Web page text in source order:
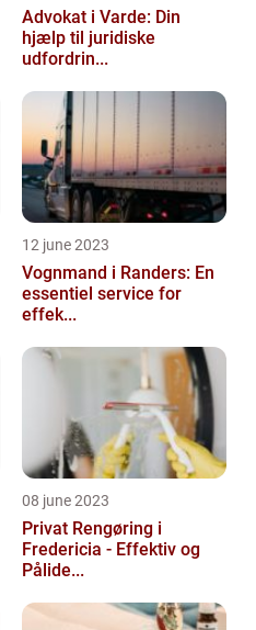
Advokat i Varde: Din
hjælp til juridiske
udfordrin...
12 june 2023
Vognmand i Randers: En
essentiel service for
effek...
08 june 2023
Privat Rengøring i
Fredericia - Effektiv og
Pålide...